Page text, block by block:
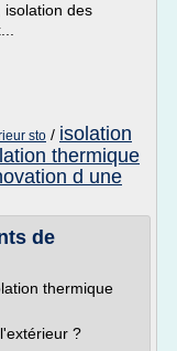
isolation des
sto / isolation
thermique
d une
de
thermique
?